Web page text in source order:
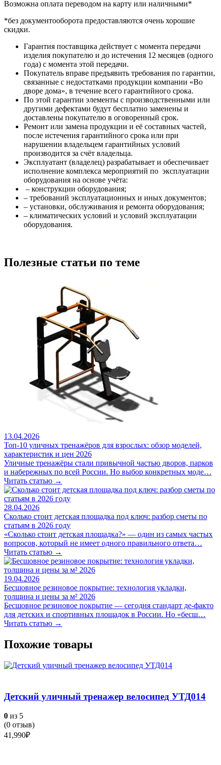
Возможна оплата переводом на карту или наличными*
*без документооборота предоставляются очень хорошие
скидки.
Гарантия поставщика действует с момента передачи
изделия покупателю и до истечения 12 месяцев (одного
года) с момента этой передачи.
Покупатель вправе предъявить требования по гарантии,
связанные с недостатками продукции компании «Во
дворе дома», в течение всего гарантийного срока.
По этой гарантии элементы с производственными или
другими дефектами будут бесплатно заменены и
доставлены покупателю в оговоренный срок.
Ремонт или замена продукции и её составных частей,
после истечения гарантийного срока или при
нарушении владельцем гарантийных условий
производится за счёт владельца.
Эксплуатант (владелец) разрабатывает и обеспечивает
исполнение комплекса мероприятий по эксплуатации
оборудования на основе учёта:
– конструкции оборудования;
– требований эксплуатационных и иных документов;
– установки, обслуживания и ремонта оборудования;
– климатических условий и условий эксплуатации
оборудования.
Полезные статьи по теме
13.04.2026
Топ-10 уличных тренажёров для взрослых: обзор моделей,
характеристик и цен 2026
Уличные тренажёры стали привычной частью дворов, парков
и набережных по всей России. Но выбор конкретных моде…
Читать статью →
28.04.2026
Сколько стоит детская площадка под ключ: разбор сметы по
статьям в 2026 году
«Сколько стоит детская площадка?» — один из самых частых
вопросов, который не имеет одного правильного ответа…
Читать статью →
19.04.2026
Бесшовное резиновое покрытие: технология укладки,
толщина и цены за м² 2026
Бесшовное резиновое покрытие — сегодня стандарт де-факто
для детских и спортивных площадок в России. Но «бесш…
Читать статью →
Похожие товары
Детский уличный тренажер велосипед УТД014
0 из 5
(0 отзыв)
41,990₽